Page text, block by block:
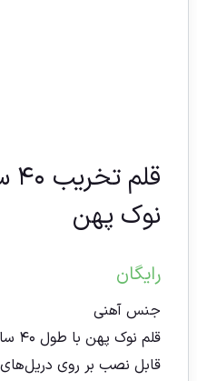
نوک پهن
رایگان
جنس آهنی
قلم نوک پهن با طول ۴۰ سانتیمتر
قابل نصب بر روی دریل‌های